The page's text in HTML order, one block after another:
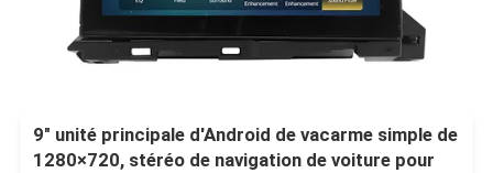
9" unité principale d'Android de vacarme simple de
1280×720, stéréo de navigation de voiture pour